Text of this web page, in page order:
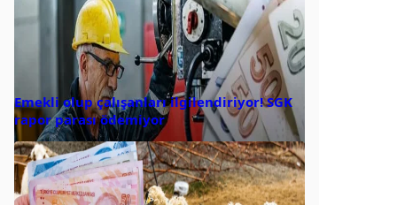
Emekli olup çalışanları ilgilendiriyor! SGK
rapor parası ödemiyor